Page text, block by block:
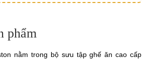
phẩm
nằm trong bộ sưu tập ghế ăn cao cấp